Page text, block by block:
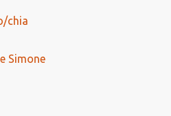
chia
Simone